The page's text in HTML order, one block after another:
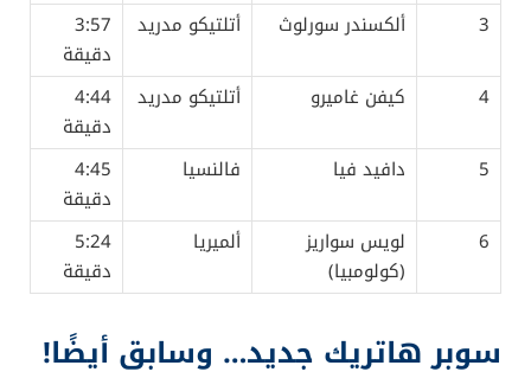
3 ألكسندر سورلوث أتلتيكو مدريد
3:57
دقيقة
4
كيفن غاميرو أتلتيكو مدريد
4:44
دقيقة
5
دافيد فيا فالنسيا
4:45
دقيقة
6
لويس سواريز
(كولومبيا)
ألميريا
5:24
دقيقة
سوبر هاتريك جديد… وسابق أيضًا!